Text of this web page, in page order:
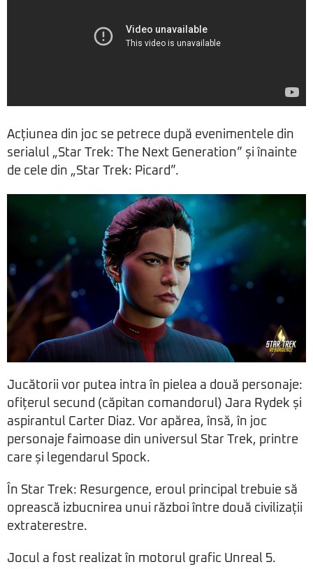
Acțiunea din joc se petrece după evenimentele din
serialul „Star Trek: The Next Generation” și înainte
de cele din „Star Trek: Picard”.
Jucătorii vor putea intra în pielea a două personaje:
ofițerul secund (căpitan comandorul) Jara Rydek și
aspirantul Carter Diaz. Vor apărea, însă, în joc
personaje faimoase din universul Star Trek, printre
care și legendarul Spock.
În Star Trek: Resurgence, eroul principal trebuie să
oprească izbucnirea unui război între două civilizații
extraterestre.
Jocul a fost realizat în motorul grafic Unreal 5.